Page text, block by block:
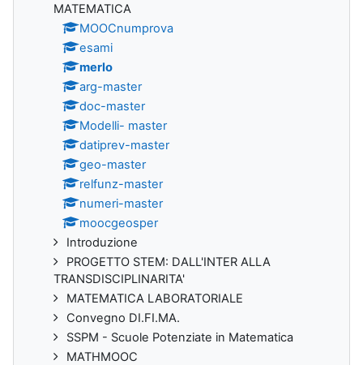
MATEMATICA
MOOCnumprova
esami
merlo
arg-master
doc-master
Modelli- master
datiprev-master
geo-master
relfunz-master
numeri-master
moocgeosper
Introduzione
PROGETTO STEM: DALL'INTER ALLA
TRANSDISCIPLINARITA'
MATEMATICA LABORATORIALE
Convegno DI.FI.MA.
SSPM - Scuole Potenziate in Matematica
MATHMOOC